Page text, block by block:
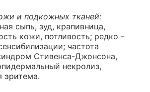
и подкожных тканей:
сыпь, зуд, крапивница,
кожи, потливость; редко -
частота
Стивенса-Джонсона,
некролиз,
эритема.